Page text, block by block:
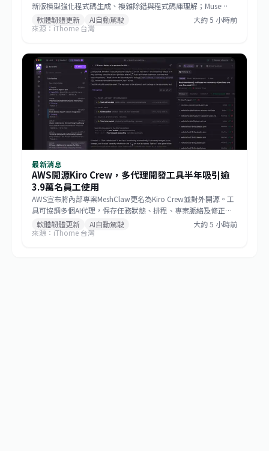
新版模型強化程式碼生成、複雜除錯與程式碼庫理解；Muse
Code則能在終端機內規畫修改、撰寫程式並驗證結果，鎖定完整
軟體工程任務。
軟體韌體更新 AI自動駕駛
大約 5 小時前
來源：iThome 台灣
最新消息
AWS開源Kiro Crew，多代理開發工具半年吸引逾
3.9萬名員工使用
AWS宣布將內部專案MeshClaw更名為Kiro Crew並對外開源。工
具可協調多個AI代理，保存任務狀態、排程、專案脈絡及修正紀
錄。專案由3名Amazon工程人員發起，不到6個月已獲逾39,000
名內部人員採用。
軟體韌體更新 AI自動駕駛
大約 5 小時前
來源：iThome 台灣